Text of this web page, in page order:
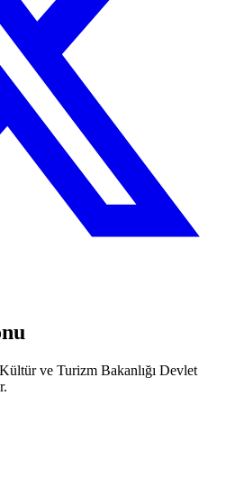
ve Turizm Bakanlığı Devlet